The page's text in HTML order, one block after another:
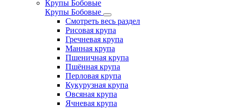
Крупы Бобовые
Крупы Бобовые
Смотреть весь раздел
Рисовая крупа
Гречневая крупа
Манная крупа
Пшеничная крупа
Пшённая крупа
Перловая крупа
Кукурузная крупа
Овсяная крупа
Ячневая крупа